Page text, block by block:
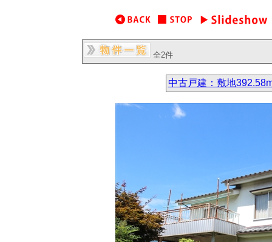
全2件
中古戸建：敷地